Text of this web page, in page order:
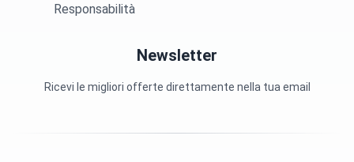
Responsabilità
Newsletter
Ricevi le migliori offerte direttamente nella tua email